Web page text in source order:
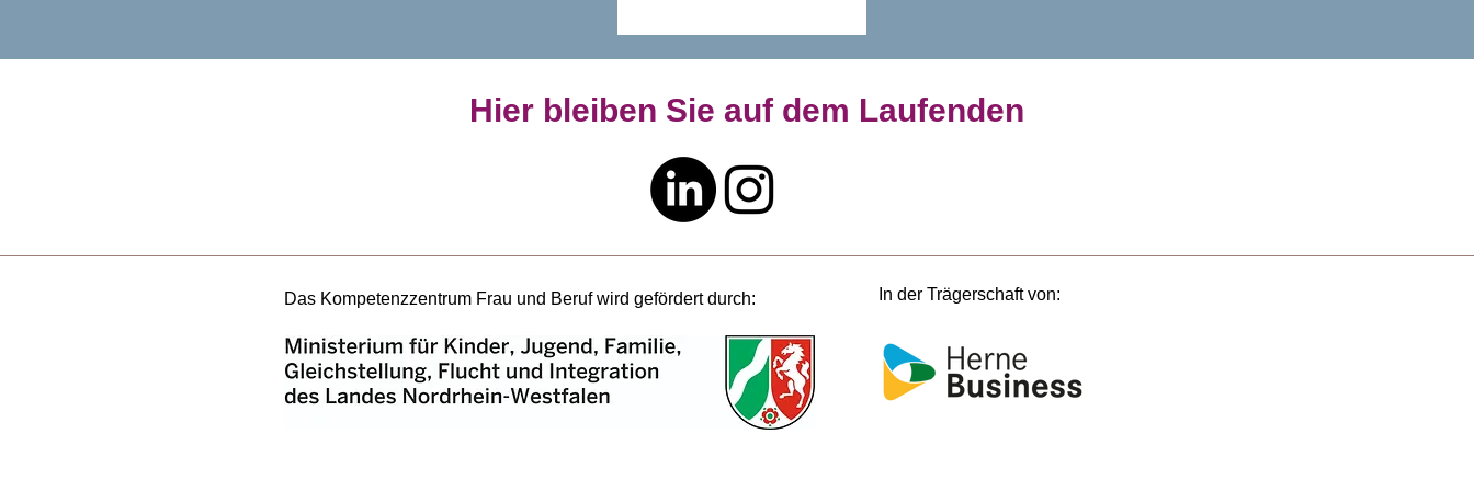
Hier bleiben Sie auf dem Laufenden
Das Kompetenzzentrum Frau und Beruf wird gefördert durch: In der Trägerschaft von: